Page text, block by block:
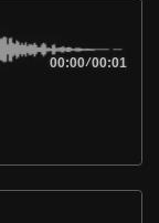
00:00/00:01